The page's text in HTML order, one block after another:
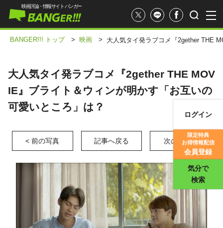
映画評価
映画評論・情報サイト バンガー
ログイン
限定特典
お得情報配信
会員登録
気分で
検索
BANGER!!! トップ > 映画 > 大人気タイ発ラブコメ『2gether THE
大人気タイ発ラブコメ『2gether THE MOV
IE』ブライト＆ウィンが明かす「お互いの
可愛いところ」は？
< 前の写真 記事へ戻る 次の写真 >